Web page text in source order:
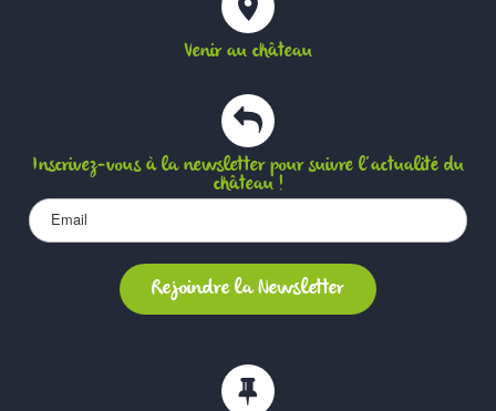
Venir au château
Inscrivez-vous à la newsletter pour suivre l’actualité du
château !